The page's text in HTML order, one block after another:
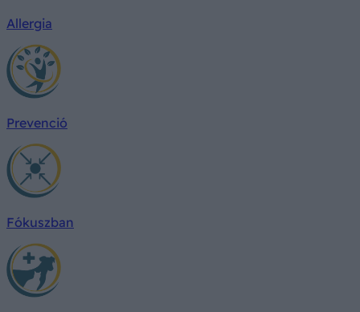
Allergia
Prevenció
Fókuszban